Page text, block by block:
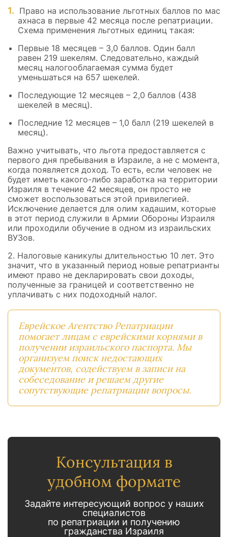
Право на использование льготных баллов по мас
ахнаса в первые 42 месяца после репатриации.
Схема применения льготных единиц такая:
Первые 18 месяцев – 3,0 баллов. Один балл
равен 219 шекелям. Следовательно, каждый
месяц налогооблагаемая сумма будет
уменьшаться на 657 шекелей.
Последующие 12 месяцев – 2,0 баллов (438
шекелей в месяц).
Последние 12 месяцев – 1,0 балл (219 шекелей в
месяц).
Важно учитывать, что льгота предоставляется с
первого дня пребывания в Израиле, а не с момента,
когда появляется доход. То есть, если человек не
будет иметь какого-либо заработка на территории
Израиля в течение 42 месяцев, он просто не
сможет воспользоваться этой привилегией.
Исключение делается для олим хадашим, которые
в этот период служили в Армии Обороны Израиля
или проходили обучение в одном из израильских
ВУЗов.
2. Налоговые каникулы длительностью 10 лет. Это
значит, что в указанный период новые репатрианты
имеют право не декларировать свои доходы,
полученные за границей и соответственно не
уплачивать с них подоходный налог.
Еврейское Агентство Репатриации
помогает лицам с еврейскими корнями в
получении израильского паспорта. Мы
организуем поиск недостающих
документов, содействуем в записи на
собеседование и решаем другие
сопутствующие репатриации вопросы.
Консультация в
удобном формате
Задайте интересующий вопрос у наших
специалистов
по репатриации и получению
гражданства Израиля